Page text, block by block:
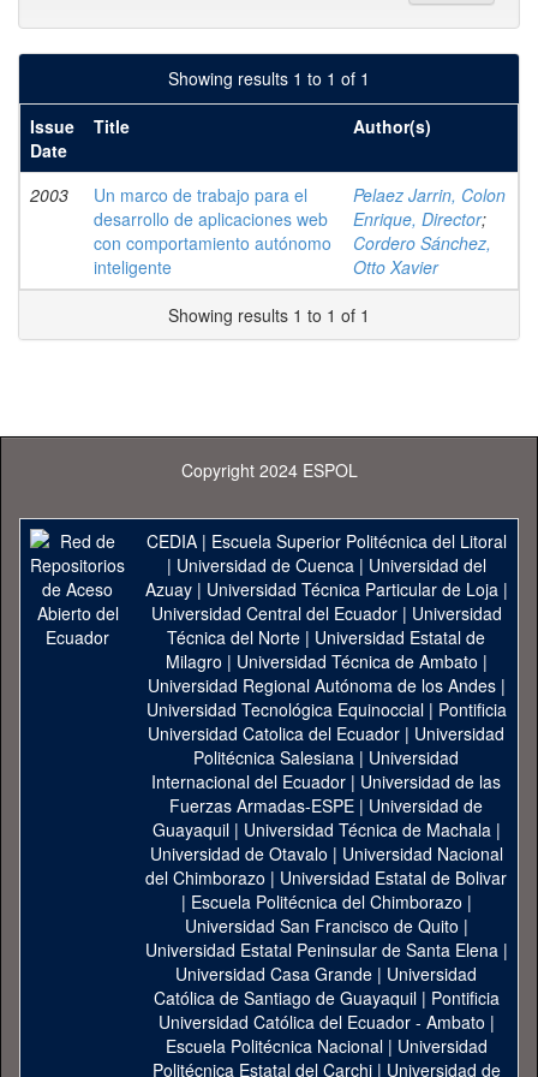
Showing results 1 to 1 of 1
Issue
Date
Title Author(s)
2003
Un marco de trabajo para el
desarrollo de aplicaciones web
con comportamiento autónomo
inteligente
Pelaez Jarrin, Colon
Enrique, Director;
Cordero Sánchez,
Otto Xavier
Showing results 1 to 1 of 1
Copyright 2024 ESPOL
CEDIA| Escuela Superior Politécnica del Litoral
| Universidad de Cuenca| Universidad del
Azuay| Universidad Técnica Particular de Loja|
Universidad Central del Ecuador| Universidad
Técnica del Norte | Universidad Estatal de
Milagro | Universidad Técnica de Ambato |
Universidad Regional Autónoma de los Andes|
Universidad Tecnológica Equinoccial| Pontificia
Universidad Catolica del Ecuador | Universidad
Politécnica Salesiana | Universidad
Internacional del Ecuador | Universidad de las
Fuerzas Armadas-ESPE | Universidad de
Guayaquil| Universidad Técnica de Machala|
Universidad de Otavalo | Universidad Nacional
del Chimborazo | Universidad Estatal de Bolivar
| Escuela Politécnica del Chimborazo |
Universidad San Francisco de Quito |
Universidad Estatal Peninsular de Santa Elena|
Universidad Casa Grande | Universidad
Católica de Santiago de Guayaquil| Pontificia
Universidad Católica del Ecuador - Ambato |
Escuela Politécnica Nacional| Universidad
Politécnica Estatal del Carchi| Universidad de